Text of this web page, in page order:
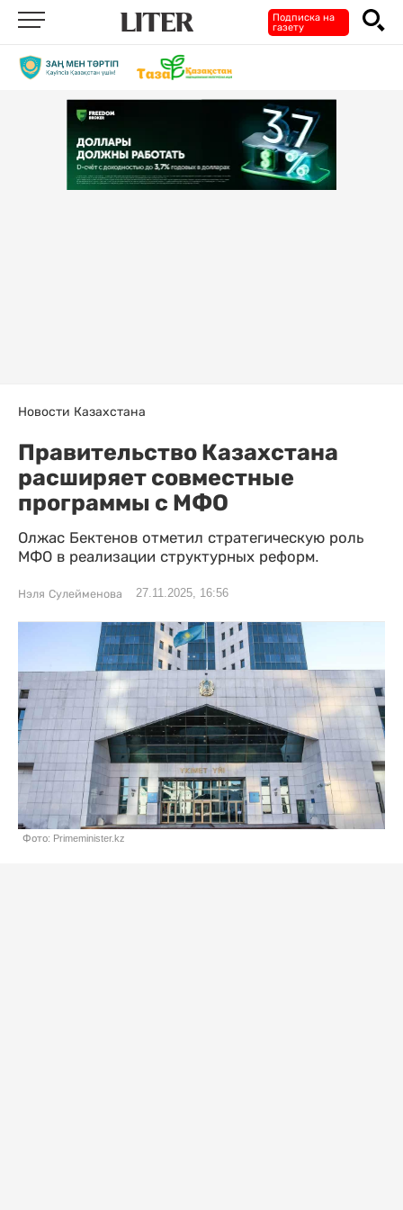
Подписка на
газету
Новости Казахстана
Правительство Казахстана
расширяет совместные
программы с МФО
Олжас Бектенов отметил стратегическую роль
МФО в реализации структурных реформ.
Нэля Сулейменова 27.11.2025, 16:56
Фото: Primeminister.kz